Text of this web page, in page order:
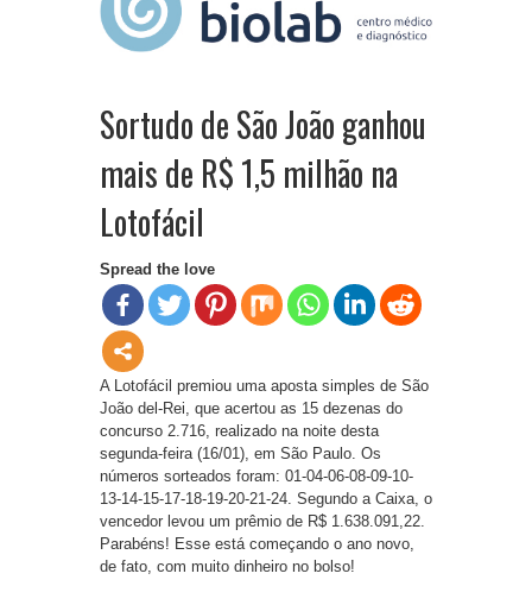
Sortudo de São João ganhou
mais de R$ 1,5 milhão na
Lotofácil
Spread the love
A Lotofácil premiou uma aposta simples de São
João del-Rei, que acertou as 15 dezenas do
concurso 2.716, realizado na noite desta
segunda-feira (16/01), em São Paulo. Os
números sorteados foram: 01-04-06-08-09-10-
13-14-15-17-18-19-20-21-24. Segundo a Caixa, o
vencedor levou um prêmio de R$ 1.638.091,22.
Parabéns! Esse está começando o ano novo,
de fato, com muito dinheiro no bolso!